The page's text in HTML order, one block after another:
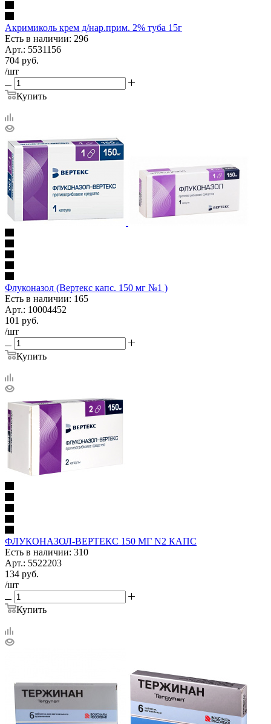
Акримиколь крем д/нар.прим. 2% туба 15г
Есть в наличии: 296
Арт.: 5531156
704 руб.
/шт
Купить
Флуконазол (Вертекс капс. 150 мг №1 )
Есть в наличии: 165
Арт.: 10004452
101 руб.
/шт
Купить
ФЛУКОНАЗОЛ-ВЕРТЕКС 150 МГ N2 КАПС
Есть в наличии: 310
Арт.: 5522203
134 руб.
/шт
Купить